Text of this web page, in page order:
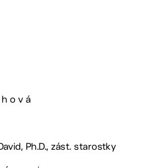
o v á
Ph.D., zást. starostky